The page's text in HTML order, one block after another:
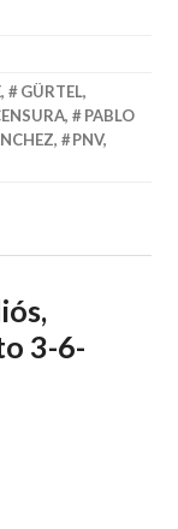
, GÜRTEL,
,
PABLO
, PNV,
3-6-